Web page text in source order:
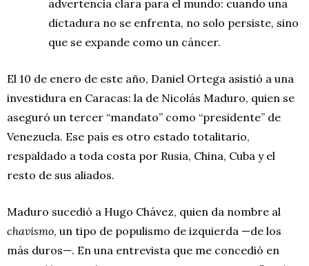
advertencia clara para el mundo: cuando una
dictadura no se enfrenta, no solo persiste, sino
que se expande como un cáncer.
El 10 de enero de este año, Daniel Ortega asistió a una
investidura en Caracas: la de Nicolás Maduro, quien se
aseguró un tercer “mandato” como “presidente” de
Venezuela. Ese país es otro estado totalitario,
respaldado a toda costa por Rusia, China, Cuba y el
resto de sus aliados.
Maduro sucedió a Hugo Chávez, quien da nombre al
chavismo, un tipo de populismo de izquierda —de los
más duros—. En una entrevista que me concedió en